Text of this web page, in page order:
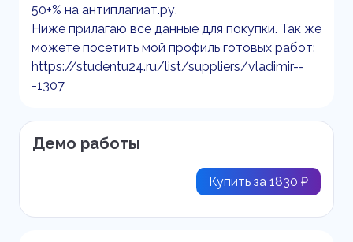
50+% на антиплагиат.ру.
Ниже прилагаю все данные для покупки. Так же
можете посетить мой профиль готовых работ:
https://studentu24.ru/list/suppliers/vladimir--
-1307
Демо работы
Купить за 1830 ₽